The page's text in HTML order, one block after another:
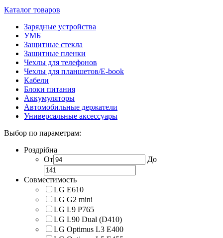
Каталог товаров
Зарядные устройства
УМБ
Защитные стекла
Защитные пленки
Чехлы для телефонов
Чехлы для планшетов/E-book
Кабели
Блоки питания
Аккумуляторы
Автомобильные держатели
Универсальные аксессуары
Выбор по параметрам:
Роздрібна
От
До
Совместимость
LG E610
LG G2 mini
LG L9 P765
LG L90 Dual (D410)
LG Optimus L3 E400